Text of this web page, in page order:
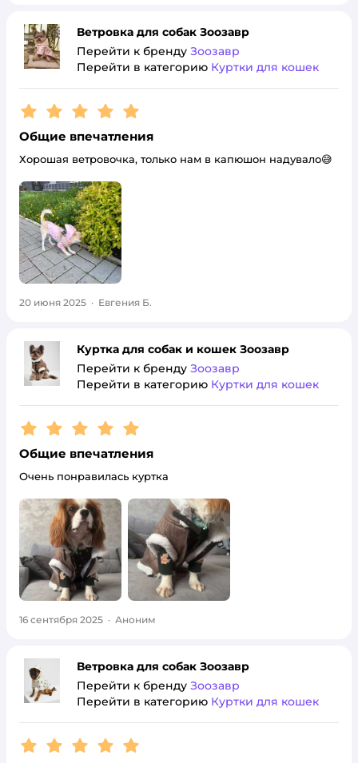
Ветровка для собак Зоозавр
Перейти к бренду Зоозавр
Перейти в категорию Куртки для кошек
Рейтинг:5
Общие впечатления
Хорошая ветровочка, только нам в капюшон надувало😅
20 июня 2025 · Евгения Б.
Куртка для собак и кошек Зоозавр
Перейти к бренду Зоозавр
Перейти в категорию Куртки для кошек
Рейтинг:5
Общие впечатления
Очень понравилась куртка
16 сентября 2025 · Аноним
Ветровка для собак Зоозавр
Перейти к бренду Зоозавр
Перейти в категорию Куртки для кошек
Рейтинг:5